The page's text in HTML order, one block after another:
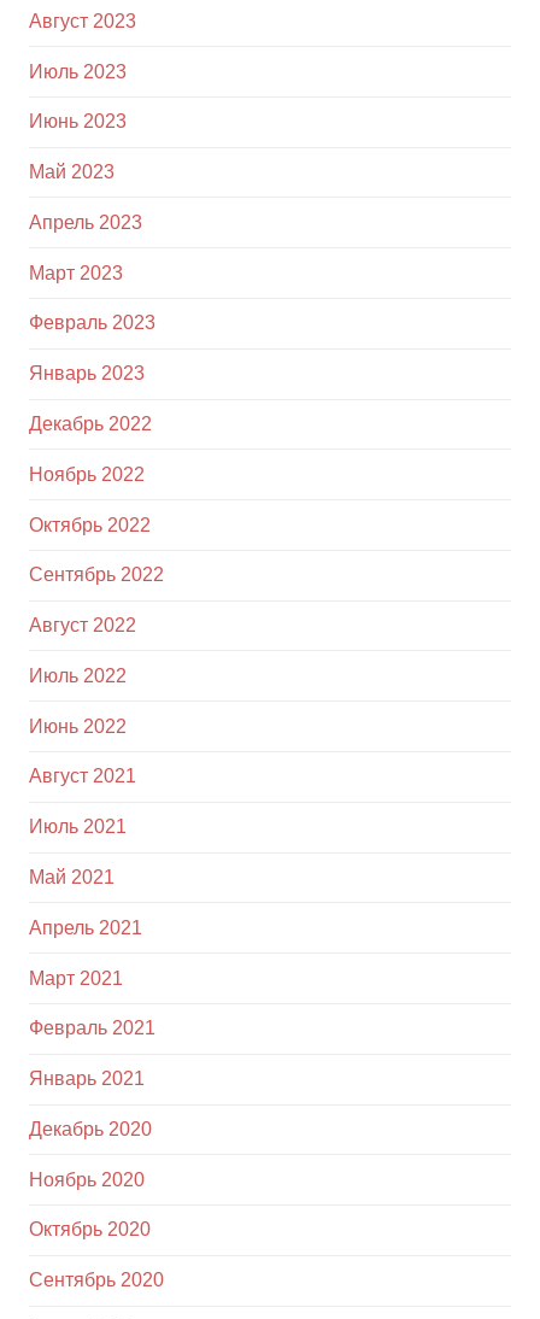
Август 2023
Июль 2023
Июнь 2023
Май 2023
Апрель 2023
Март 2023
Февраль 2023
Январь 2023
Декабрь 2022
Ноябрь 2022
Октябрь 2022
Сентябрь 2022
Август 2022
Июль 2022
Июнь 2022
Август 2021
Июль 2021
Май 2021
Апрель 2021
Март 2021
Февраль 2021
Январь 2021
Декабрь 2020
Ноябрь 2020
Октябрь 2020
Сентябрь 2020